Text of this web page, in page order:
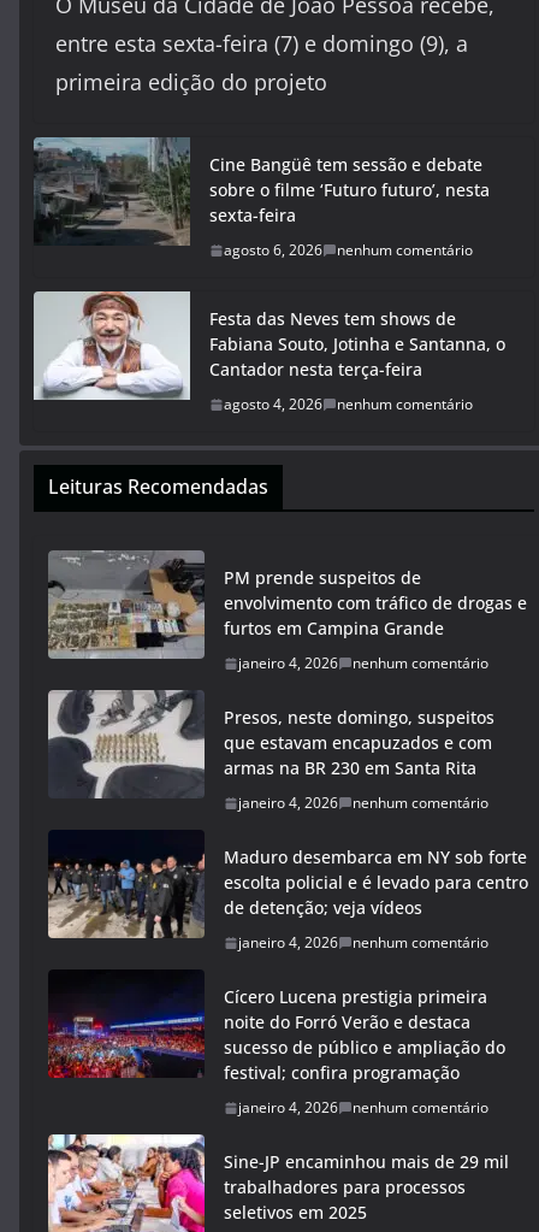
entre esta sexta-feira (7) e domingo (9), a
primeira edição do projeto
Cine Bangüê tem sessão e debate
sobre o filme ‘Futuro futuro’, nesta
sexta-feira
agosto 6, 2026 nenhum comentário
Festa das Neves tem shows de
Fabiana Souto, Jotinha e Santanna, o
Cantador nesta terça-feira
agosto 4, 2026 nenhum comentário
Leituras Recomendadas
PM prende suspeitos de
envolvimento com tráfico de drogas e
furtos em Campina Grande
janeiro 4, 2026 nenhum comentário
Presos, neste domingo, suspeitos
que estavam encapuzados e com
armas na BR 230 em Santa Rita
janeiro 4, 2026 nenhum comentário
Maduro desembarca em NY sob forte
escolta policial e é levado para centro
de detenção; veja vídeos
janeiro 4, 2026 nenhum comentário
Cícero Lucena prestigia primeira
noite do Forró Verão e destaca
sucesso de público e ampliação do
festival; confira programação
janeiro 4, 2026 nenhum comentário
Sine-JP encaminhou mais de 29 mil
trabalhadores para processos
seletivos em 2025